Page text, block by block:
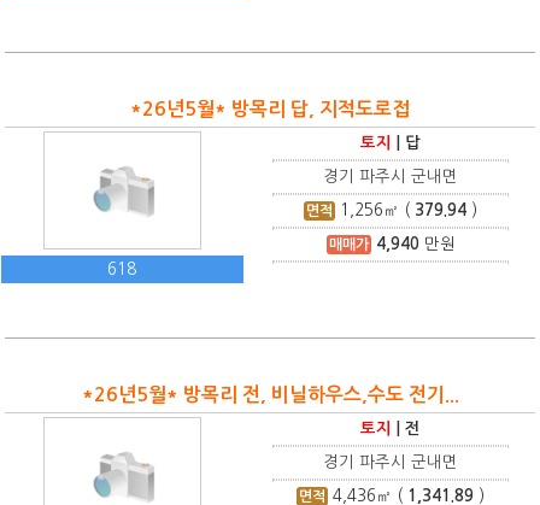
*26년5월* 방목리 답, 지적도로접
618
토지 답
경기 파주시 군내면
면적 1,256 ㎡ ( 379.94 )
매매가 4,940만원
*26년5월* 방목리 전, 비닐하우스,수도 전기...
토지 |전
경기 파주시 군내면
면적 4,436 ㎡ ( 1,341.89 )